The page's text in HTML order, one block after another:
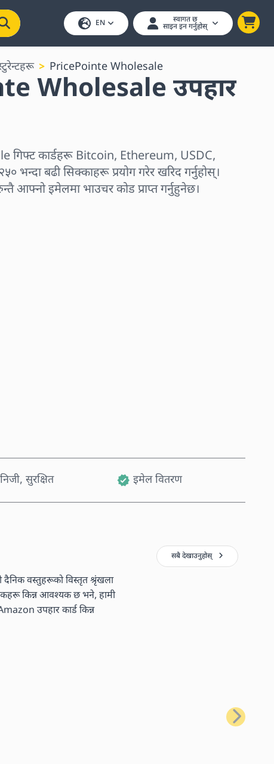
EN स्वागत छ
साइन इन गर्नुहोस्
PricePointe Wholesale
Wholesale उपहार
गिफ्ट कार्डहरू Bitcoin, Ethereum, USDC,
भन्दा बढी सिक्काहरू प्रयोग गरेर खरिद गर्नुहोस्।
आफ्नो इमेलमा भाउचर कोड प्राप्त गर्नुहुनेछ।
सुरक्षित इमेल वितरण
दैनिक वस्तुहरूको विस्तृत श्रृंखला
किन्न आवश्यक छ भने, हामी
उपहार कार्ड किन्न
सबै देखाउनुहोस्
अर्को